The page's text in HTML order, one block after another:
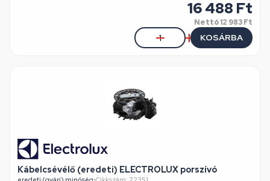
16 488 Ft
Nettó12 983 Ft
KOSÁRBA
Kábelcsévélő (eredeti) ELECTROLUX porszívó